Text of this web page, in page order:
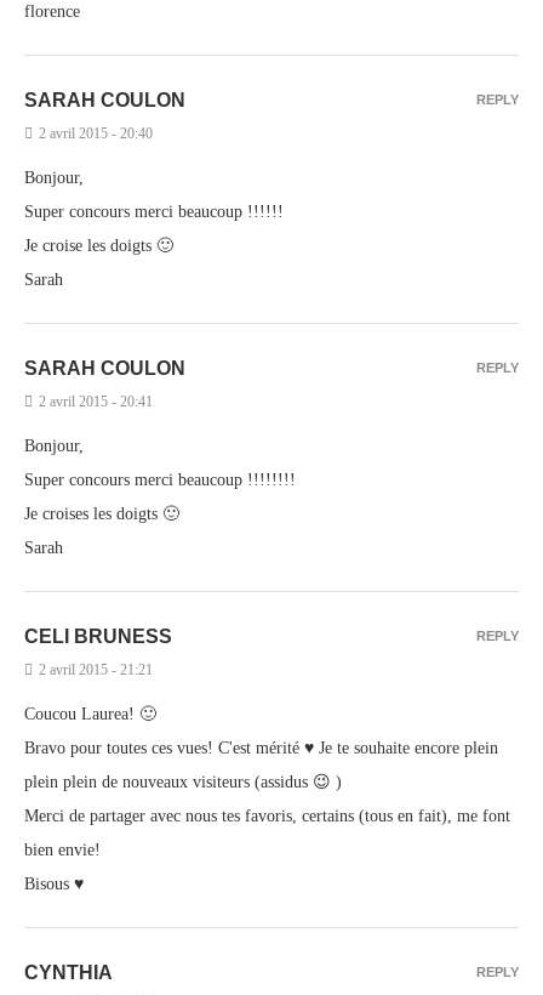
florence
SARAH COULON
2 avril 2015 - 20:40
Bonjour,
Super concours merci beaucoup !!!!!!
Je croise les doigts 🙂
Sarah
REPLY
SARAH COULON
2 avril 2015 - 20:41
Bonjour,
Super concours merci beaucoup !!!!!!!!
Je croises les doigts 🙂
Sarah
REPLY
CELI BRUNESS
2 avril 2015 - 21:21
Coucou Laurea! 🙂
Bravo pour toutes ces vues! C'est mérité ♥ Je te souhaite encore plein
plein plein de nouveaux visiteurs (assidus 😉 )
Merci de partager avec nous tes favoris, certains (tous en fait), me font
bien envie!
Bisous ♥
REPLY
CYNTHIA REPLY